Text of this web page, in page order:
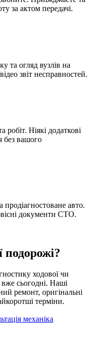
за актом передачі.
та огляд вузлів на
звіт несправностей.
Ніякі додаткові
без вашого
авто.
документи СТО.
подорожі?
ходової чи
вже сьогодні. Наші
ремонт, оригінальні
терміни.
механіка